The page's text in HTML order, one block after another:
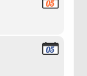
05
05